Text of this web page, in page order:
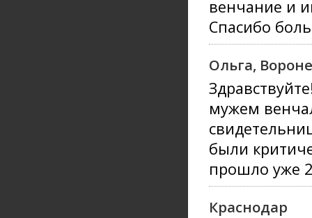
венчание и
Спасибо
Ольга,
мужем
были
прошло уже
Краснодар